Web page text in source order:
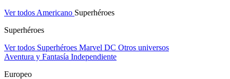
Ver todos Americano Superhéroes
Superhéroes
Ver todos Superhéroes Marvel DC Otros universos
Aventura y Fantasía Independiente
Europeo